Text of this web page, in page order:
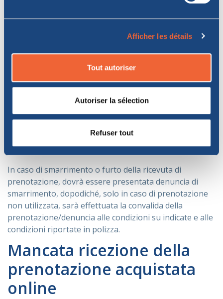
Afficher les détails
Tout autoriser
Autoriser la sélection
Refuser tout
totale della prenotazione e relative penali e la
nominativi autisti, merce, tipo
pagando le eventuali differenze, escludendo comunque
qualsiasi tipo di rimborso. In qualunque caso non è
possibile modificare la merce da normale a pericolosa.
contatto con gli uffici preposti.
Format prenotazione
smarrito o rubato
In caso di smarrimento o furto della ricevuta di
prenotazione, dovrà essere presentata denuncia di
smarrimento, dopodiché, solo in caso di prenotazione
non utilizzata, sarà effettuata la convalida della
prenotazione/denuncia alle condizioni su indicate e alle
condizioni riportate in polizza.
Mancata ricezione della
prenotazione acquistata
online